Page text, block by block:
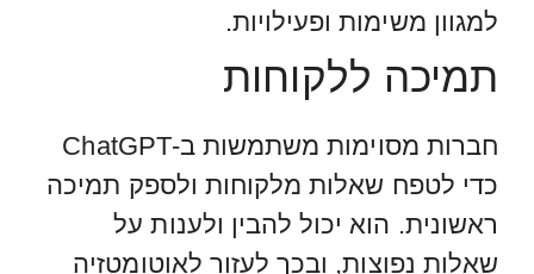
למגוון משימות ופעילויות.
תמיכה ללקוחות
חברות מסוימות משתמשות ב-ChatGPT
כדי לטפח שאלות מלקוחות ולספק תמיכה
ראשונית. הוא יכול להבין ולענות על
שאלות נפוצות, ובכך לעזור לאוטומטזיה